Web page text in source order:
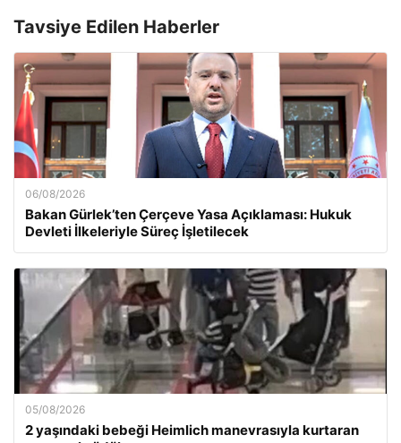
Tavsiye Edilen Haberler
06/08/2026
Bakan Gürlek’ten Çerçeve Yasa Açıklaması: Hukuk
Devleti İlkeleriyle Süreç İşletilecek
05/08/2026
2 yaşındaki bebeği Heimlich manevrasıyla kurtaran